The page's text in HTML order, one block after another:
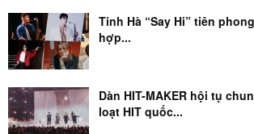
Tinh Hà “Say Hi” tiên
hợp...
Dàn HIT-MAKER hội tụ
loạt HIT quốc...